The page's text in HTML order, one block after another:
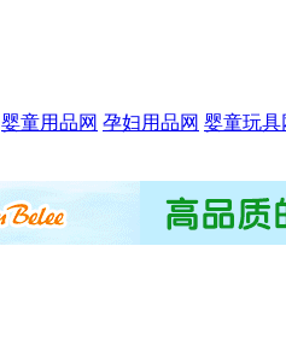
婴童用品网 孕妇用品网 婴童玩具